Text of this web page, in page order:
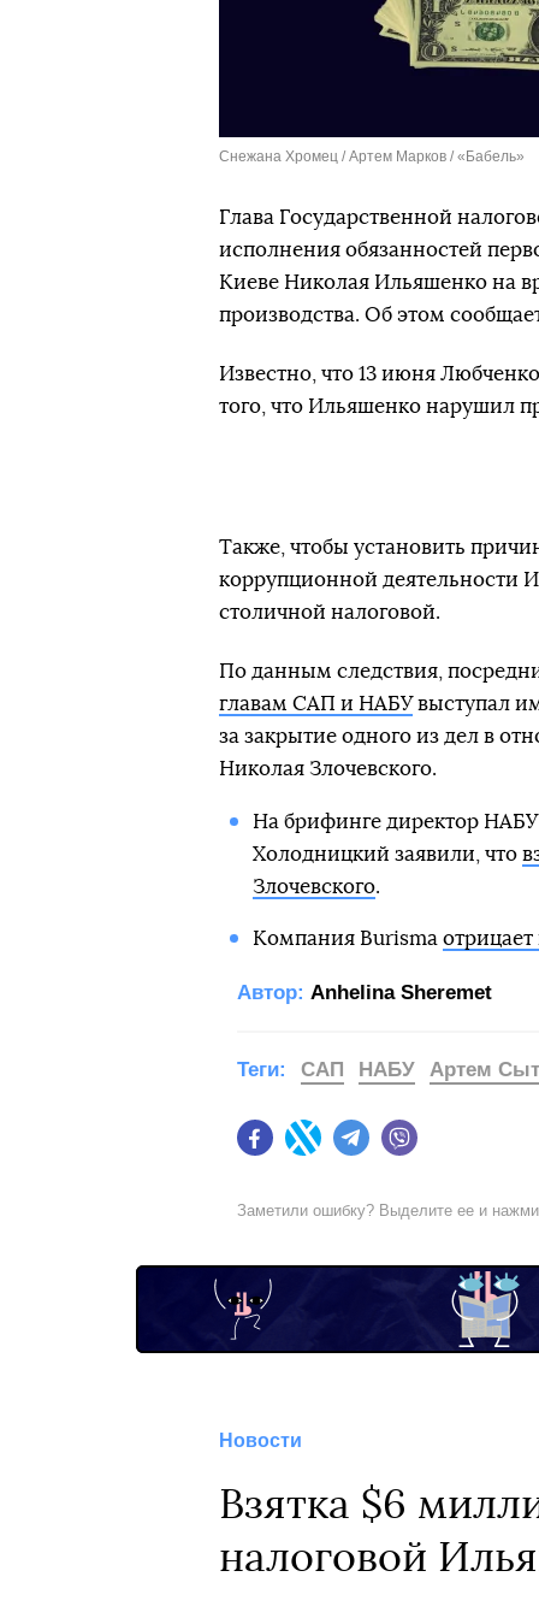
Снежана Хромец / Артем Марков / «Бабель»
Глава Государственной
исполнения обязанностей
Киеве Николая Ильяшенко на
производства. Об этом
Известно, что 13 июня
того, что Ильяшенко нарушил
Также, чтобы установить
коррупционной деятельности
столичной налоговой.
По данным следствия,
главам САП и НАБУвыступал
за закрытие одного из дел в
Николая Злочевского.
На брифинге директор
Холодницкий заявили, что
Злочевского.
Компания Burisma отрицает
Автор: Anhelina Sheremet
FacebookTwitter Telegram
Теги: САП НАБУ Артем
Заметили ошибку? Выделите ее и
Новости
Взятка $6
налоговой